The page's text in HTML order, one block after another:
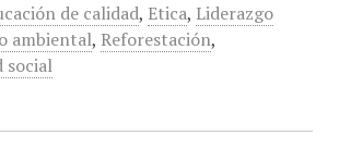
de calidad, Etica, Liderazgo
ambiental, Reforestación,
social